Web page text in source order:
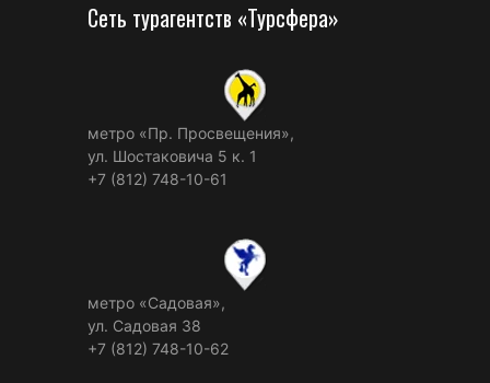
Сеть турагентств «Турсфера»
метро «Пр. Просвещения»,
ул. Шостаковича 5 к. 1
+7 (812) 748-10-61
метро «Садовая»,
ул. Садовая 38
+7 (812) 748-10-62